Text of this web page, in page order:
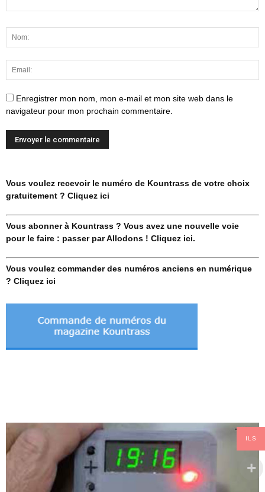
Enregistrer mon nom, mon e-mail et mon site web dans le
navigateur pour mon prochain commentaire.
Vous voulez recevoir le numéro de Kountrass de votre choix
gratuitement ? Cliquez ici
Vous abonner à Kountrass ? Vous avez une nouvelle voie
pour le faire : passer par Allodons ! Cliquez ici.
Vous voulez commander des numéros anciens en numérique
? Cliquez ici
ILS